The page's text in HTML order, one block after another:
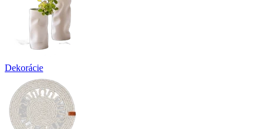
Dekorácie